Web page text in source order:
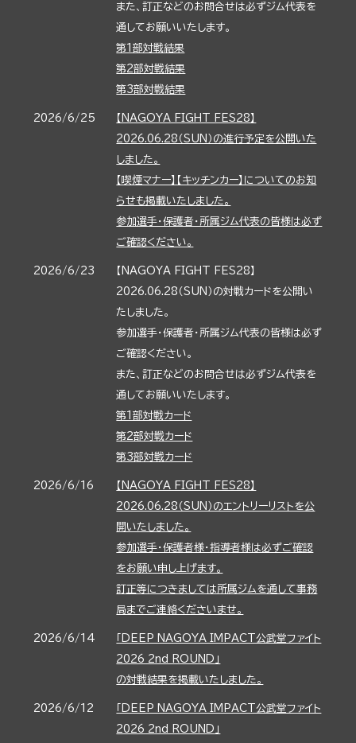
また、訂正などのお問合せは必ずジム代表を
通してお願いいたします。
第1部対戦結果
第2部対戦結果
第3部対戦結果
2026/6/25
【NAGOYA FIGHT FES28】
2026.06.28（SUN）の進行予定を公開いた
しました。
【喫煙マナー】【キッチンカー】についてのお知
らせも掲載いたしました。
参加選手・保護者・所属ジム代表の皆様は必ず
ご確認ください。
2026/6/23
【NAGOYA FIGHT FES28】
2026.06.28（SUN）の対戦カードを公開い
たしました。
参加選手・保護者・所属ジム代表の皆様は必ず
ご確認ください。
また、訂正などのお問合せは必ずジム代表を
通してお願いいたします。
第1部対戦カード
第2部対戦カード
第3部対戦カード
2026/6/16
【NAGOYA FIGHT FES28】
2026.06.28（SUN）のエントリーリストを公
開いたしました。
参加選手・保護者様・指導者様は必ずご確認
をお願い申し上げます。
訂正等につきましては所属ジムを通して事務
局までご連絡くださいませ。
2026/6/14
「DEEP NAGOYA IMPACT公武堂ファイト
2026 2nd ROUND」
の対戦結果を掲載いたしました。
2026/6/12
「DEEP NAGOYA IMPACT公武堂ファイト
2026 2nd ROUND」